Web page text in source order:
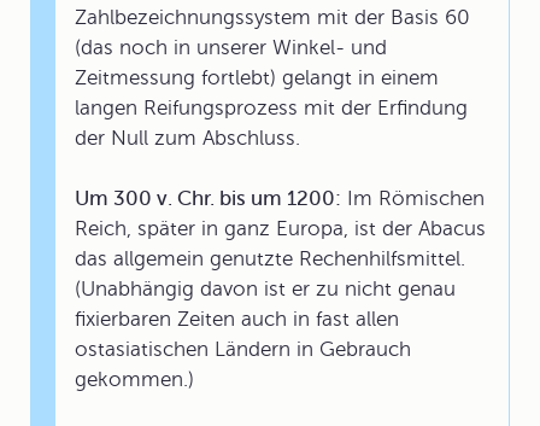
Zahlbezeichnungssystem mit der Basis 60
(das noch in unserer Winkel- und
Zeitmessung fortlebt) gelangt in einem
langen Reifungsprozess mit der Erfindung
der Null zum Abschluss.
Um 300 v. Chr. bis um 1200: Im Römischen
Reich, später in ganz Europa, ist der Abacus
das allgemein genutzte Rechenhilfsmittel.
(Unabhängig davon ist er zu nicht genau
fixierbaren Zeiten auch in fast allen
ostasiatischen Ländern in Gebrauch
gekommen.)